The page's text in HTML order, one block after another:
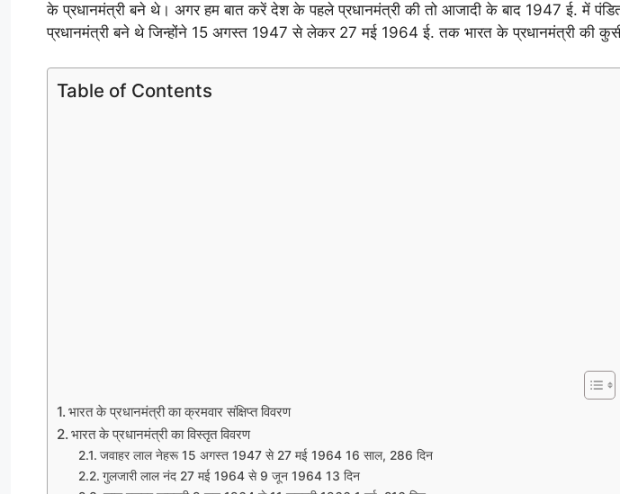
के प्रधानमंत्री बने थे। अगर हम बात करें देश के पहले प्रधानमंत्री की तो आजादी के बाद 1947 ई. में
प्रधानमंत्री बने थे जिन्होंने 15 अगस्त 1947 से लेकर 27 मई 1964 ई. तक भारत के प्रधानमंत्री की
Table of Contents
भारत के प्रधानमंत्री का क्रमवार संक्षिप्त विवरण
भारत के प्रधानमंत्री का विस्तृत विवरण
जवाहर लाल नेहरू 15 अगस्त 1947 से 27 मई 1964 16 साल, 286 दिन
गुलजारी लाल नंद 27 मई 1964 से 9 जून 1964 13 दिन